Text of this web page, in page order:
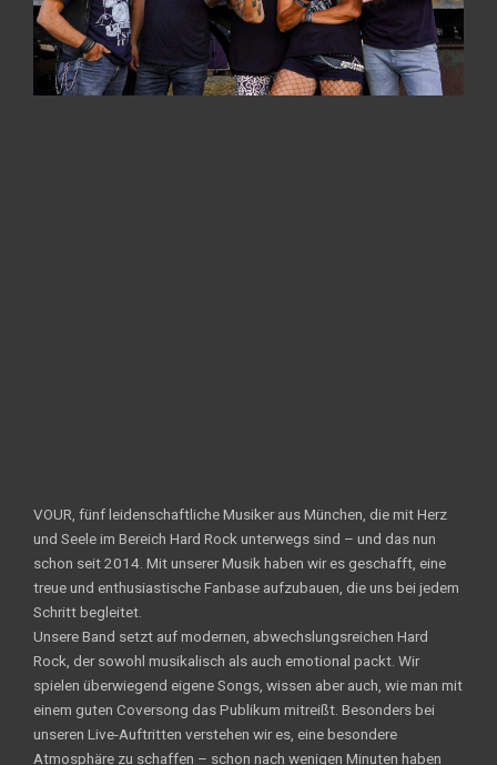
VOUR, fünf leidenschaftliche Musiker aus München, die mit Herz
und Seele im Bereich Hard Rock unterwegs sind – und das nun
schon seit 2014. Mit unserer Musik haben wir es geschafft, eine
treue und enthusiastische Fanbase aufzubauen, die uns bei jedem
Schritt begleitet.
Unsere Band setzt auf modernen, abwechslungsreichen Hard
Rock, der sowohl musikalisch als auch emotional packt. Wir
spielen überwiegend eigene Songs, wissen aber auch, wie man mit
einem guten Coversong das Publikum mitreißt. Besonders bei
unseren Live-Auftritten verstehen wir es, eine besondere
Atmosphäre zu schaffen – schon nach wenigen Minuten haben